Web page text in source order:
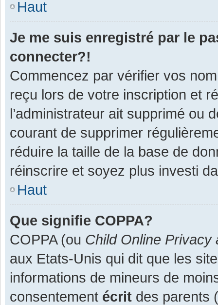
Haut
Je me suis enregistré par le
connecter?!
Commencez par vérifier vos
reçu lors de votre inscription et
l’administrateur ait supprimé ou
courant de supprimer
réduire la taille de la base de
réinscrire et soyez plus investi
Haut
Que signifie COPPA?
COPPA (ou Child Online Privacy
aux Etats-Unis qui dit que les
informations de mineurs de
consentement écrit des parents